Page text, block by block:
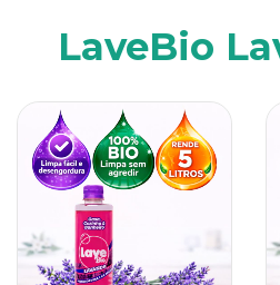
LaveBio